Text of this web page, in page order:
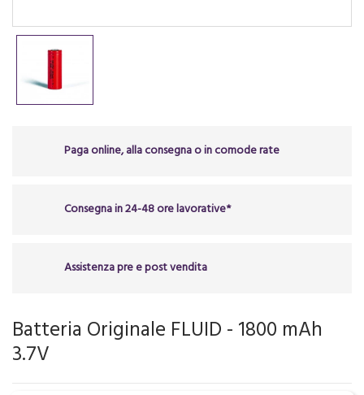
Paga online, alla consegna o in comode rate
Consegna in 24-48 ore lavorative*
Assistenza pre e post vendita
Batteria Originale FLUID - 1800 mAh
3.7V